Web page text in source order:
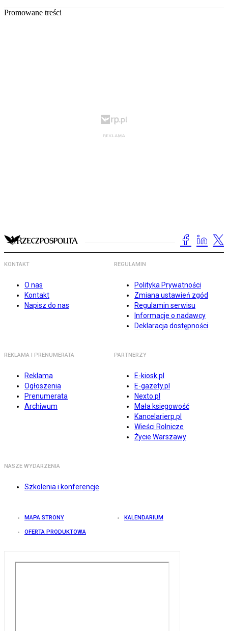
Promowane treści
KONTAKT
O nas
Kontakt
Napisz do nas
REGULAMIN
Polityka Prywatności
Zmiana ustawień zgód
Regulamin serwisu
Informacje o nadawcy
Deklaracja dostępności
REKLAMA I PRENUMERATA
Reklama
Ogłoszenia
Prenumerata
Archiwum
PARTNERZY
E-kiosk.pl
E-gazety.pl
Nexto.pl
Mała księgowość
Kancelarierp.pl
Wieści Rolnicze
Życie Warszawy
NASZE WYDARZENIA
Szkolenia i konferencje
MAPA STRONY KALENDARIUM
OFERTA PRODUKTOWA